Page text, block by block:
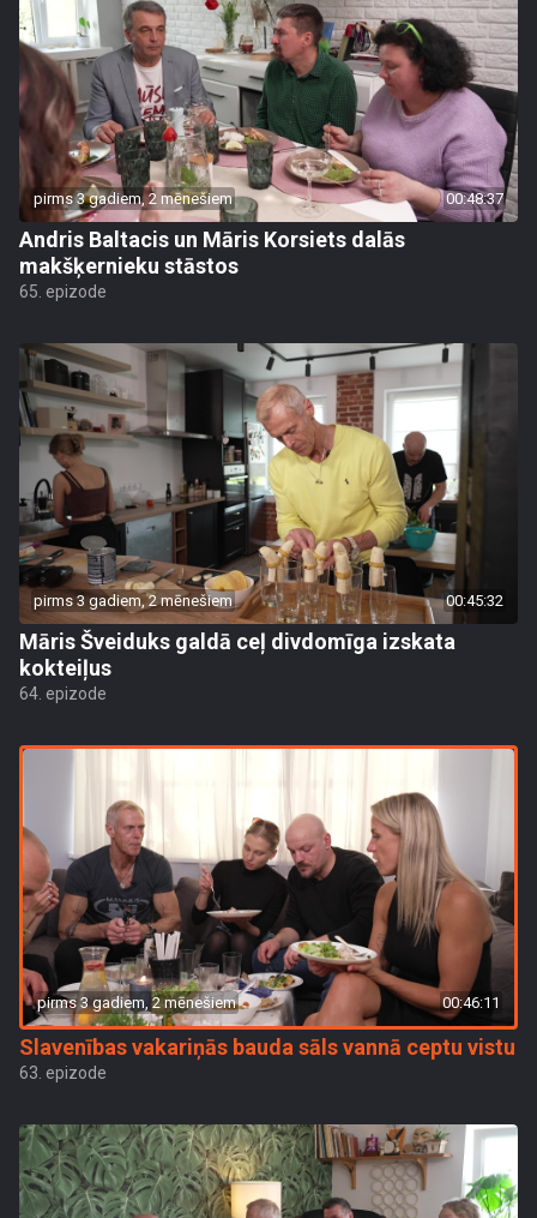
pirms 3 gadiem, 2 mēnešiem 00:48:37
Andris Baltacis un Māris Korsiets dalās
makšķernieku stāstos
65. epizode
pirms 3 gadiem, 2 mēnešiem 00:45:32
Māris Šveiduks galdā ceļ divdomīga izskata
kokteiļus
64. epizode
pirms 3 gadiem, 2 mēnešiem 00:46:11
Slavenības vakariņās bauda sāls vannā ceptu vistu
63. epizode